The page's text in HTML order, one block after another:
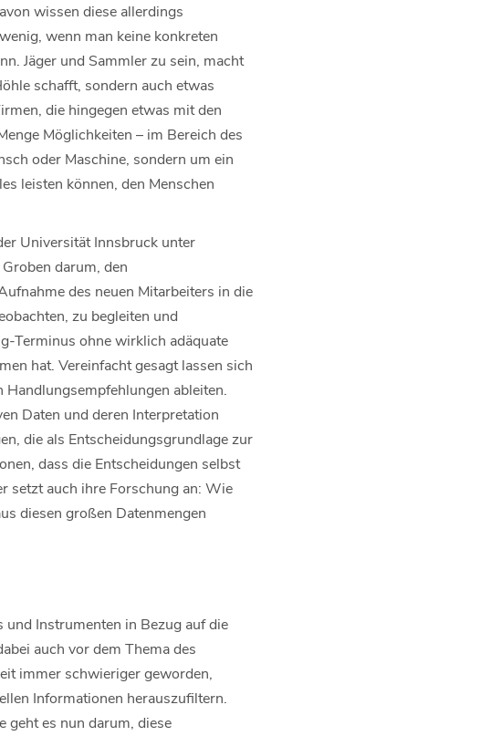
wissen diese allerdings
wenn man keine konkreten
Jäger und Sammler zu sein, macht
schafft, sondern auch etwas
die hingegen etwas mit den
Möglichkeiten – im Bereich des
oder Maschine, sondern um ein
leisten können, den Menschen
Universität Innsbruck unter
darum, den
des neuen Mitarbeiters in die
zu begleiten und
Terminus ohne wirklich adäquate
hat. Vereinfacht gesagt lassen sich
ableiten.
Daten und deren Interpretation
die als Entscheidungsgrundlage zur
dass die Entscheidungen selbst
setzt auch ihre Forschung an: Wie
diesen großen Datenmengen
und Instrumenten in Bezug auf die
auch vor dem Thema des
immer schwieriger geworden,
Informationen herauszufiltern.
geht es nun darum, diese